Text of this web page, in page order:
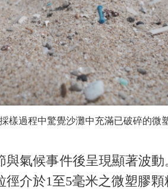
樣過程中驚覺沙灘中充滿已破碎的微
氣候事件後呈現顯著波動
介於1至5毫米之微塑膠